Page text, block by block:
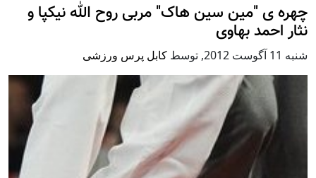
چهره ی "مین سین هاک" مربی روح الله نیکپا و
نثار احمد بهاوی
شنبه 11 آگوست 2012 , توسط کابل پرس ورزشی